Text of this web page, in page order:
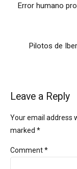
Error humano
Pilotos de
Leave a Reply
Your email address
marked *
Comment*